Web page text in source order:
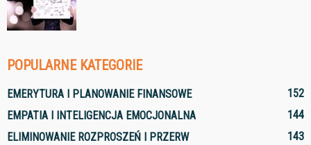
POPULARNE KATEGORIE
EMERYTURA I PLANOWANIE FINANSOWE
152
EMPATIA I INTELIGENCJA EMOCJONALNA
144
ELIMINOWANIE ROZPROSZEŃ I PRZERW
143